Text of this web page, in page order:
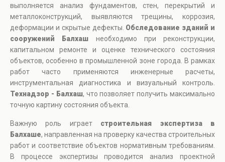
выполняется анализ фундаментов, стен, перекрытий и
металлоконструкций, выявляются трещины, коррозия,
деформации и скрытые дефекты. Обследование зданий и
сооружений Балхаш необходимо при реконструкции,
капитальном ремонте и оценке технического состояния
объектов, особенно в промышленной зоне города. В рамках
работ часто применяются инженерные расчеты,
инструментальная диагностика и визуальный контроль.
Технадзор - Балхаш, что позволяет получить максимально
точную картину состояния объекта.
Важную роль играет строительная экспертиза в
Балхаше, направленная на проверку качества строительных
работ и соответствие объектов нормативным требованиям.
В процессе экспертизы проводится анализ проектной